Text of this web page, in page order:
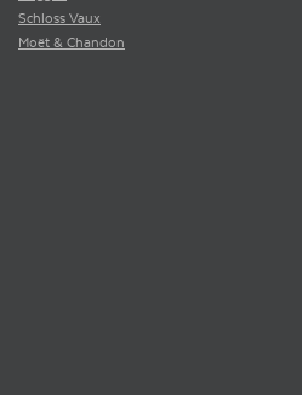
Schloss Vaux
Moët & Chandon